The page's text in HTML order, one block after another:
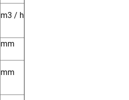
m3 / h
mm
mm